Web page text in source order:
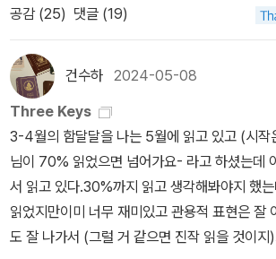
작가도 미아처럼 이렇게 열심히 살았겠지. 미아
남자만큼 터프하지 않아서 정치에 적합하지 않
을 하는 아이들에게, '터프하지 않다고? 교실에
려잡은 게 누구지? 나는 학교 수업을 받고, 모텔
투자자들에게 정산표를 보내고, 학교 숙제를 하
어떻게 이것보다 '터프'할 수가 있어?'라고 외친
워딩 불명확 주의) 우왕 멋져.. 미아.. 그래서
아이들도 많이 읽어보면 좋겠다. 이렇게 목표를
고, 함께 해결방안을 모색하고, 고민하고.. 그런
발견하게 되는 책. 12월 읽은 책: 5권 <우리가 명함이 없지 일을 안
고 시 읽고, 장편 단편 읽었는데 다 좋았음! 한강
어떤 어른> 왕 좋음. <The Story of the
읽었다니!! 함께 읽는 함달달의 힘! <흰> 저기 위
디션은 통째로밖에 등록이 안 되어 할 수 없이
음.. 부득부득 5권 읽은 걸로 치겠다는 의지..
로 어워드! 헐.. 2024년, 42권 읽었다니 실화인
이름 바꿔야겠다.. 독서안한괭으로.. ㅠㅠ 그래
도 무리가 없으나... 그래도 몇 가지 부문을 만들
니다. 책도 틈틈이 읽고요.. 팍팍 못 읽어서 그렇
산 책과 읽은 책 소개하겠습니다. 2~5월 산책 응? 아니, 4개월 분인
데 6권인 거 실화인가요?ㅋㅋ 사실 그 외 여행서
이 있습니다만 이건 공개하지 않고.. 2~5월 산 커피 커피는 네
한가지는 '피어나다'- 7가지 맛이 들어있는 건데
요. 드립백은 다 쏘쏘. 콜드브루 맛남!! 2~5월 산 어린
도 많이 사진 않았군요.<미션 탈출> 시리즈는
다. 어른이 풀어도 머리 써야 해요. 재밌어요. <
> 신간은 반드시 사야죠. <엄마와 함께 미로
짜리 집> 100층짜리 집 시리즈 신간도 사야죠.
공감 (25) 댓글 (19)
건수하 2024-05-08
Three Keys
3-4월의 함달달을 나는 5월에 읽고 있고 (시작
님이 70% 읽었으면 넘어가요- 라고 하셨는데
서 읽고 있다.30%까지 읽고 생각해봐야지 했
읽었지만이미 너무 재미있고 관용적 표현은 잘
도 잘 나가서 (그럴 거 같으면 진작 읽을 것이지